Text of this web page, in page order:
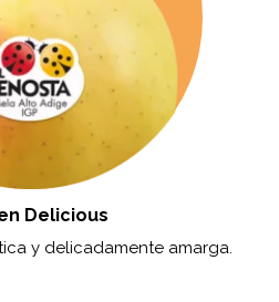
Delicious
y delicadamente amarga.